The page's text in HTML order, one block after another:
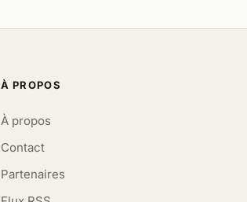
À PROPOS
À propos
Contact
Partenaires